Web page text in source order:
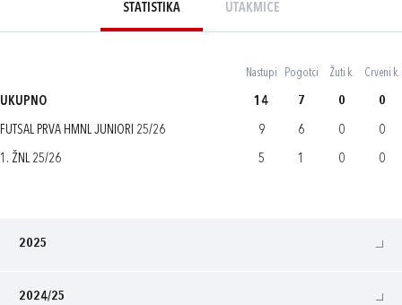
STATISTIKA UTAKMICE
Nastupi Pogotci Žuti k. Crveni k.
UKUPNO 14 7 0 0
FUTSAL PRVA HMNL JUNIORI 25/26 9 6 0 0
1. ŽNL 25/26 5 1 0 0
2025
2024/25